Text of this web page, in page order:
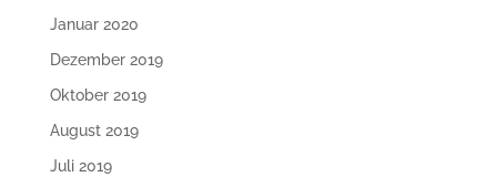
Januar 2020
Dezember 2019
Oktober 2019
August 2019
Juli 2019